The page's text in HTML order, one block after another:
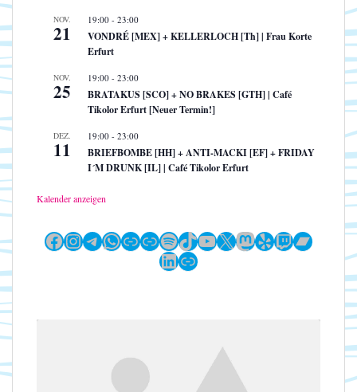
NOV.
21
19:00 - 23:00
VONDRÉ [MEX] + KELLERLOCH [Th] | Frau Korte
Erfurt
NOV.
25
19:00 - 23:00
BRATAKUS [SCO] + NO BRAKES [GTH] | Café
Tikolor Erfurt [Neuer Termin!]
DEZ.
11
19:00 - 23:00
BRIEFBOMBE [HH] + ANTI-MACKI [EF] + FRIDAY
I´M DRUNK [IL] | Café Tikolor Erfurt
Kalender anzeigen
Facebook
Instagram
Telegram
WhatsApp
LinkLinkSpotify
TikTok
YouTube
X Mastodon
YelpTwitch
LinkedIn
Link